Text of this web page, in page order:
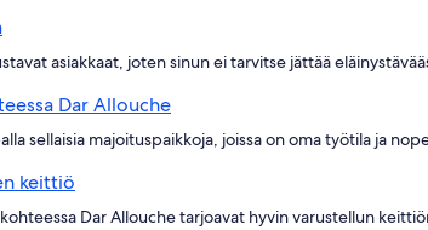
asiakkaat, joten sinun ei tarvitse jättää
Dar Allouche
sellaisia majoituspaikkoja, joissa on oma työtila ja
keittiö
Dar Allouche tarjoavat hyvin varustellun